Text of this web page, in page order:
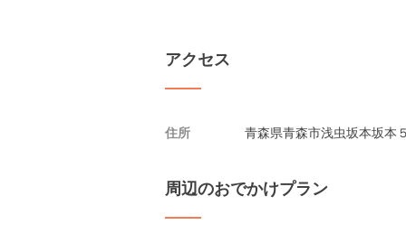
アクセス
住所 青森県青森市浅虫坂本坂本
周辺のおでかけプラン